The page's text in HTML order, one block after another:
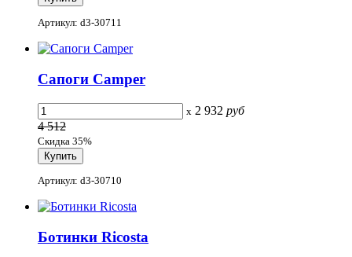
Артикул: d3-30711
Сапоги Camper
x 2 932 руб
4 512
Скидка 35%
Артикул: d3-30710
Ботинки Ricosta